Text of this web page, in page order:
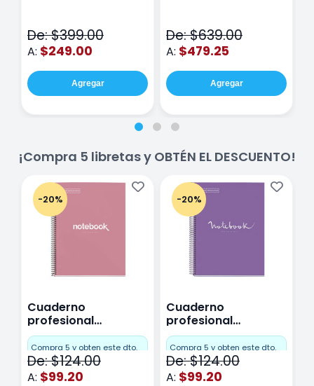
De: $399.00
A: $249.00
Agregar
De: $639.00
A: $479.25
Agregar
¡Compra 5 libretas y OBTÉN EL DESCUENTO!
-20%
Cuaderno
profesional
Miquelrius Emotions
Cuadro Chico 80
hojas Rosa
Compra 5 y obten este dto.
De: $124.00
A: $99.20
-20%
Cuaderno
profesional
Miquelrius Emotions
raya 80 hojas
Purpura
Compra 5 y obten este dto.
De: $124.00
A: $99.20